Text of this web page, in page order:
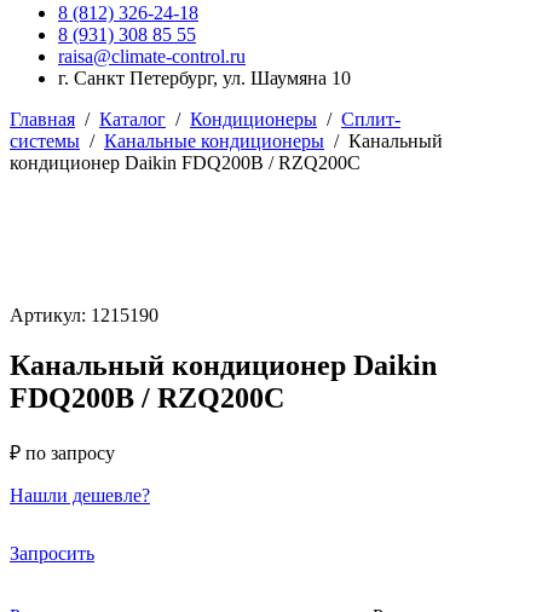
8 (812) 326-24-18
8 (931) 308 85 55
raisa@climate-control.ru
г. Санкт Петербург, ул. Шаумяна 10
Главная / Каталог / Кондиционеры / Сплит-
системы / Канальные кондиционеры / Канальный
кондиционер Daikin FDQ200B / RZQ200C
Артикул: 1215190
Канальный кондиционер Daikin
FDQ200B / RZQ200C
₽ по запросу
Нашли дешевле?
Запросить